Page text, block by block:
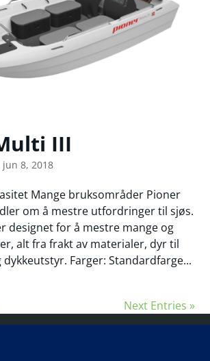
III
jun 8, 2018
Mange bruksområder Pioner
om å mestre utfordringer til sjøs.
designet for å mestre mange og
alt fra frakt av materialer, dyr til
Farger: Standardfarge...
Next Entries »